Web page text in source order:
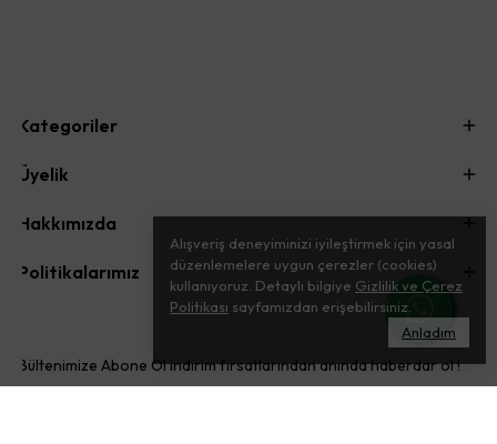
Alışveriş deneyiminizi iyileştirmek için yasal
düzenlemelere uygun çerezler (cookies)
kullanıyoruz. Detaylı bilgiye Gizlilik ve Çerez
Politikası sayfamızdan erişebilirsiniz.
Anladım
Kategoriler
Üyelik
Hakkımızda
Politikalarımız
Bültenimize Abone Ol indirim fırsatlarından anında haberdar ol !